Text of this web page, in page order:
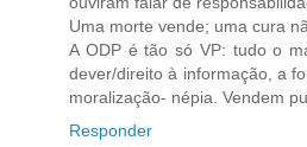
Uma morte vende; uma cura
A ODP é tão só VP: tudo o
dever/direito à informação, a
moralização- népia. Vendem
Responder